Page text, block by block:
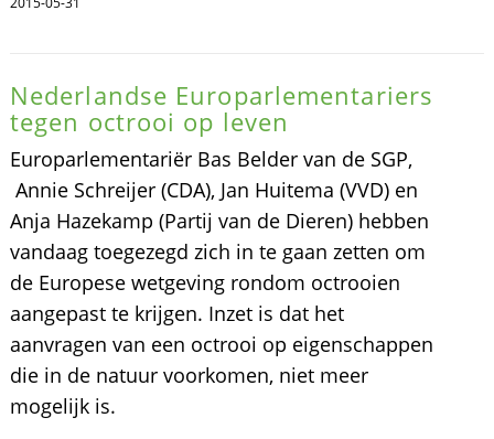
Nederlandse Europarlementariers
tegen octrooi op leven
Europarlementariër Bas Belder van de SGP,
Annie Schreijer (CDA), Jan Huitema (VVD) en
Anja Hazekamp (Partij van de Dieren) hebben
vandaag toegezegd zich in te gaan zetten om
de Europese wetgeving rondom octrooien
aangepast te krijgen. Inzet is dat het
aanvragen van een octrooi op eigenschappen
die in de natuur voorkomen, niet meer
mogelijk is.